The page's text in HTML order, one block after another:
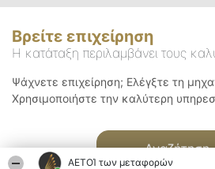
ΑΕΤΟΊ των μεταφορών
Βρείτε επιχείρηση
Η κατάταξη περιλαμβάνει τους
Ψάχνετε επιχείρηση; Ελέγξτε τη
Χρησιμοποιήστε την καλύτερη
Αναζήτηση